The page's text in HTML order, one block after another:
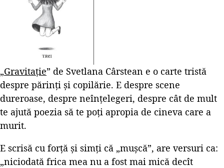
„Gravitație” de Svetlana Cârstean e o carte tristă
despre părinți și copilărie. E despre scene
dureroase, despre neînțelegeri, despre cât de mult
te ajută poezia să te poți apropia de cineva care a
murit.
E scrisă cu forță și simți că „mușcă”, are versuri ca:
„niciodată frica mea nu a fost mai mică decît